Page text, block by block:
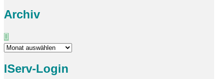
Archiv
Archiv
IServ-Login